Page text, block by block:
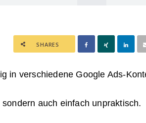
SHARES
in verschiedene Google Ads-
auch einfach unpraktisch.